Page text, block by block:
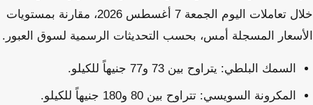
خلال تعاملات اليوم الجمعة 7 أغسطس 2026، مقارنة بمستويات
الأسعار المسجلة أمس، بحسب التحديثات الرسمية لسوق العبور.
السمك البلطي: يتراوح بين 73 و77 جنيهاً للكيلو.
المكرونة السويسي: تتراوح بين 80 و180 جنيهاً للكيلو.